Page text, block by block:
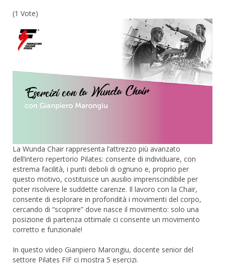
(1 Vote)
La Wunda Chair rappresenta l’attrezzo più avanzato
dell’intero repertorio Pilates: consente di individuare, con
estrema facilità, i punti deboli di ognuno e, proprio per
questo motivo, costituisce un ausilio imprenscindibile per
poter risolvere le suddette carenze. Il lavoro con la Chair,
consente di esplorare in profondità i movimenti del corpo,
cercando di “scoprire” dove nasce il movimento: solo una
posizione di partenza ottimale ci consente un movimento
corretto e funzionale!
In questo video Gianpiero Marongiu, docente senior del
settore Pilates FIF ci mostra 5 esercizi.